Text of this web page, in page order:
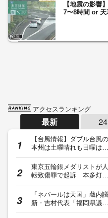
【地震の影響
7〜8時間 or
アクセスランキング
最新
【台風情報】ダブル台風
本州は土曜晴れも日曜は…
東京五輪銀メダリストが
転致傷罪で起訴 本多灯…
「ネパールは天国」蔵
新・吉村代表「福岡県議…